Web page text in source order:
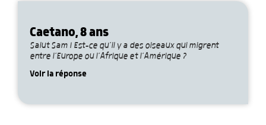
Caetano, 8 ans
Salut Sam ! Est-ce qu’il y a des oiseaux qui migrent
entre l’Europe ou l’Afrique et l’Amérique ?
Voir la réponse